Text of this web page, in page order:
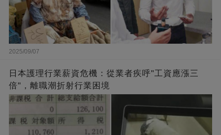
2025/09/07
日本護理行業薪資危機：從業者疾呼"工資應漲三
倍"，離職潮折射行業困境